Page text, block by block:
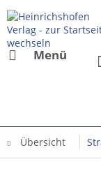
Menü
Übersicht